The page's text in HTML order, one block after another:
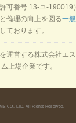
許可番号 13-ユ-
倫理の向上を図る一
ております。
運営する株式会社エ
上場企業です。
CO., LTD. All Rights Reserved.